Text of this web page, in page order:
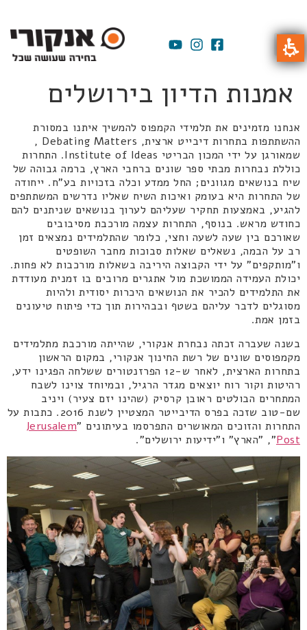
אמנות הדיון בירושלים
אנחנו מזמינים את תלמידי הקמפוס להמשיך איתנו במסורת
ההשתתפות בתחרות דיבייט ארצית, Debating Matters ,
שמאורגן על ידי המכון הבריטי Institute of Ideas. התחרות
כוללת נבחרות מבתי ספר שונים ברחבי הארץ, ברמה גבוהה של
שיח בנושאים מגוונים; החל ממדע וכלה בזכויות בע"ח. ייחודה
של התחרות היא בעומק ואיכות השיח שאליו נדרשים המשתתפים
להגיע, באמצעות תחקיר שעליהם לערוך בנושאים שניתנים להם
כחודש מראש. בנוסף, התחרות עצמה מורכבת מסיבובים
שאורכם בין שעה לשעה וחצי, כלומר שהתלמידים נמצאים זמן
רב על הבמה, נשאלים שאלות סבוכות מחבר השופטים
ו"מותקפים" על ידי הקבוצה היריבה בשאלות מורכבות לא פחות.
יכולת העמידה הממושכת מול אתגרים מרובים בו זמנית מעודדת
את התלמידים להכיר את הנושאים היכרות יסודית ולהיות
מסוגלים לדבר עליהם בשטף ובבהירות תוך כדי פיתוח טיעונים
בזמן אמת.
בשנה שעברה זכתה נבחרת אנקורי, שהייתה מורכבת מתלמידים
מקמפוסים שונים של רשת החינוך אנקורי, במקום הראשון
בתחרות הארצית, לאחר ש-12 הפרזנטורים ששלחה הפגינו ידע,
רהיטות וקור רוח יוצאים מגדר הרגיל, ובמיוחד צוינו לשבח
המתחרים הבולטים ראובן קרסיק (שהינו יזם צעיר) ויניב
שם-טוב שזכה בפרס הדיבייטר המצטיין לשנת 2016. כתבות על
התחרות והזוכים המאושרים התפרסמו בעיתונים "Jerusalem
Post", "הארץ" ו"ידיעות ירושלים".